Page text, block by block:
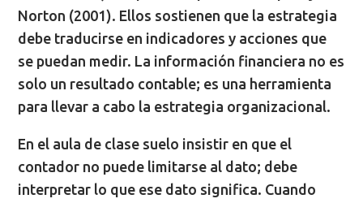
Norton (2001). Ellos sostienen que la estrategia
debe traducirse en indicadores y acciones que
se puedan medir. La información financiera no es
solo un resultado contable; es una herramienta
para llevar a cabo la estrategia organizacional.
En el aula de clase suelo insistir en que el
contador no puede limitarse al dato; debe
interpretar lo que ese dato significa. Cuando